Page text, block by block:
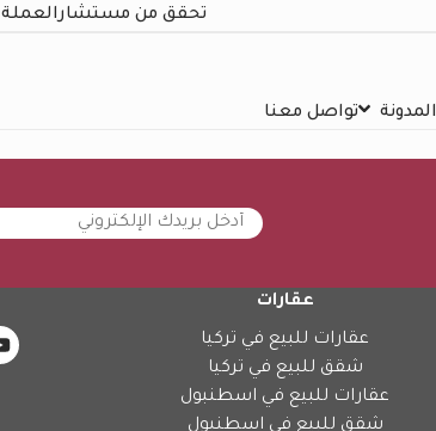
تحقق من مستشارالعملة
المدونة تواصل معنا
عقارات
عقارات للبيع في تركيا
شقق للبيع في تركيا
عقارات للبيع في اسطنبول
شقق للبيع في اسطنبول